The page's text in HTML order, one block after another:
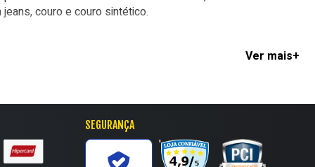
couro e couro sintético.
em diversos tamanhos, cores e materiais. Confira as opções
Chuck II e Run Star Hike
SEGURANÇA
'